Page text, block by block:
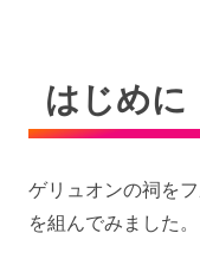
はじめに
ゲリュオンの祠を
を組んでみました。